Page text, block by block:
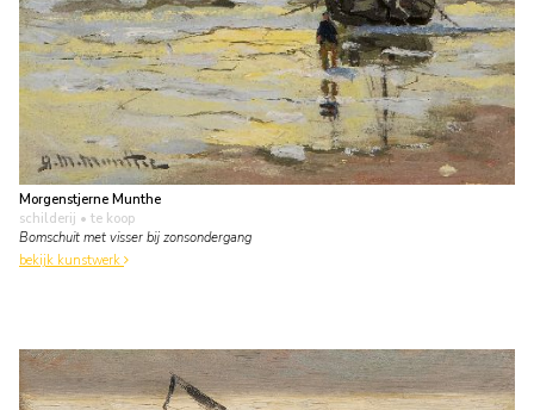
Morgenstjerne Munthe
schilderij • te koop
Bomschuit met visser bij zonsondergang
bekijk kunstwerk